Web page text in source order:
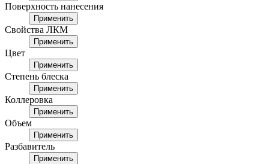
Поверхность нанесения
Применить
Свойства ЛКМ
Применить
Цвет
Применить
Степень блеска
Применить
Коллеровка
Применить
Объем
Применить
Разбавитель
Применить